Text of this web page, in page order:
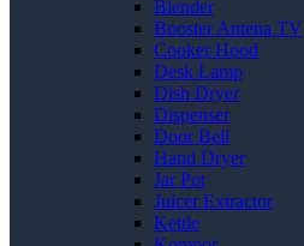
Blender
Booster Antena TV
Cooker Hood
Desk Lamp
Dish Dryer
Dispenser
Door Bell
Hand Dryer
Jar Pot
Juicer Extractor
Kettle